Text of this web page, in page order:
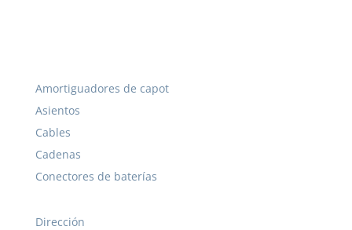
Amortiguadores de capot
Asientos
Cables
Cadenas
Conectores de baterías
Dirección